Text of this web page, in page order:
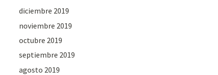
diciembre 2019
noviembre 2019
octubre 2019
septiembre 2019
agosto 2019